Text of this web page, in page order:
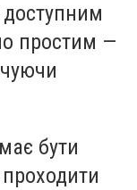
доступним
простим —
бути